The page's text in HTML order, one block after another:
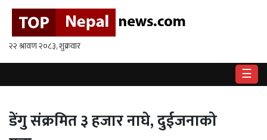
☰
गृहपृष्ठ
राजनीति
अर्थ
डेंगु संक्रमित ३ हजार नाघे, दुईजनाको